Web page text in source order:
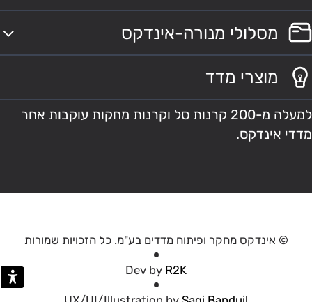
מסלולי מנורה-אינדקס
מוצרי מדד
למעלה מ-200 קרנות סל וקרנות מחקות עוקבות אחר
מדדי אינדקס.
© אינדקס מחקר ופיתוח מדדים בע"מ. כל הזכויות שמורות
Dev by R2K